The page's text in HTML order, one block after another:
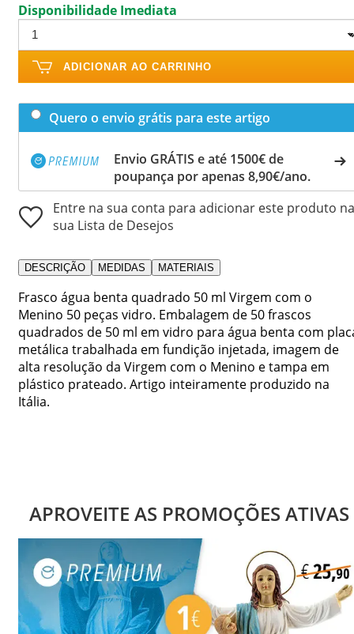
Disponibilidade Imediata
ADICIONAR AO CARRINHO
Quero o envio grátis para este artigo
Envio GRÁTIS e até 1500€ de
poupança por apenas 8,90€/ano.
Entre na sua conta para adicionar este produto na
sua Lista de Desejos
DESCRIÇÃO MEDIDAS MATERIAIS
Frasco água benta quadrado 50 ml Virgem com o
Menino 50 peças vidro. Embalagem de 50 frascos
quadrados de 50 ml em vidro para água benta com
metálica trabalhada em fundição injetada, imagem de
alta resolução da Virgem com o Menino e tampa em
plástico prateado. Artigo inteiramente produzido na
Itália.
APROVEITE AS PROMOÇÕES ATIVAS